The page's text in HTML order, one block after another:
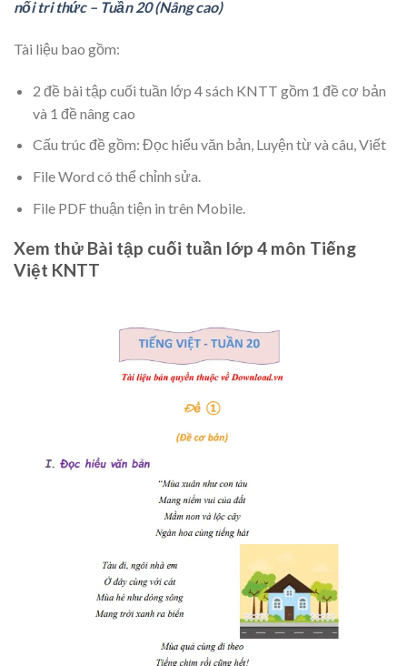
nối tri thức – Tuần 20 (Nâng cao)
Tài liệu bao gồm:
2 đề bài tập cuối tuần lớp 4 sách KNTT gồm 1 đề cơ bản
và 1 đề nâng cao
Cấu trúc đề gồm: Đọc hiểu văn bản, Luyện từ và câu, Viết
File Word có thể chỉnh sửa.
File PDF thuận tiện in trên Mobile.
Xem thử Bài tập cuối tuần lớp 4 môn Tiếng
Việt KNTT